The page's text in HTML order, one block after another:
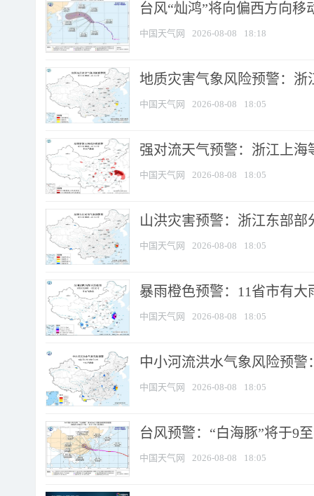
台风“灿鸿”将向偏西方向移
中国天气网 2026-08-08 18:18
地质灾害气象风险预警：
中国天气网 2026-08-08 18:05
强对流天气预警：浙江上海
中国天气网 2026-08-08 18:05
山洪灾害预警：浙江东部
中国天气网 2026-08-08 18:05
暴雨橙色预警：11省市有
中国天气网 2026-08-08 18:05
中小河流洪水气象风险预
中国天气网 2026-08-08 18:05
台风预警：“白海豚”将于9
中国天气网 2026-08-08 18:05